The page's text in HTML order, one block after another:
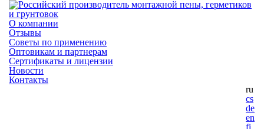
О компании
Отзывы
Советы по применению
Оптовикам и партнерам
Сертификаты и лицензии
Новости
Контакты
ru
cs
de
en
fi